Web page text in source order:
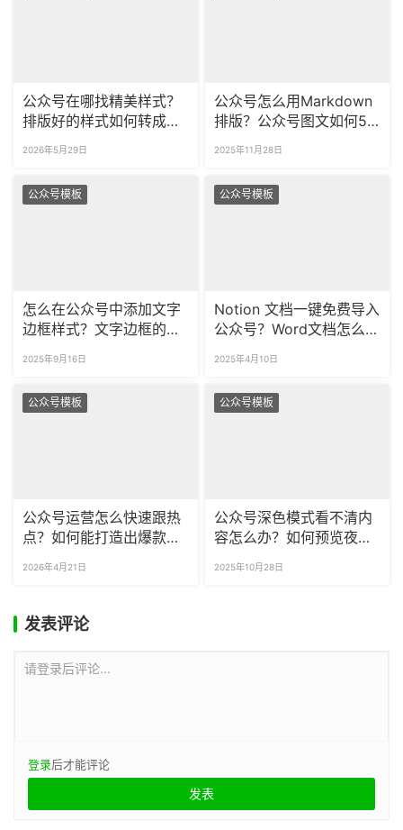
公众号在哪找精美样式？
排版好的样式如何转成图
2026年5月29日
公众号怎么用Markdown
排版？公众号图文如何5
2025年11月28日
公众号模板
怎么在公众号中添加文字
边框样式？文字边框的颜
2025年9月16日
公众号模板
Notion 文档一键免费导入
公众号？Word文档怎么导
2025年4月10日
公众号模板
公众号运营怎么快速跟热
点？如何能打造出爆款推
2026年4月21日
公众号模板
公众号深色模式看不清内
容怎么办？如何预览夜间
2025年10月28日
发表评论
请登录后评论...
登录后才能评论